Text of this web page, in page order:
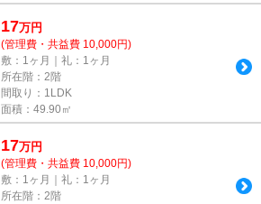
17万円
(管理費・共益費 10,000円)
敷：1ヶ月｜礼：1ヶ月
所在階：2階
間取り：1LDK
面積：49.90㎡
17万円
(管理費・共益費 10,000円)
敷：1ヶ月｜礼：1ヶ月
所在階：2階